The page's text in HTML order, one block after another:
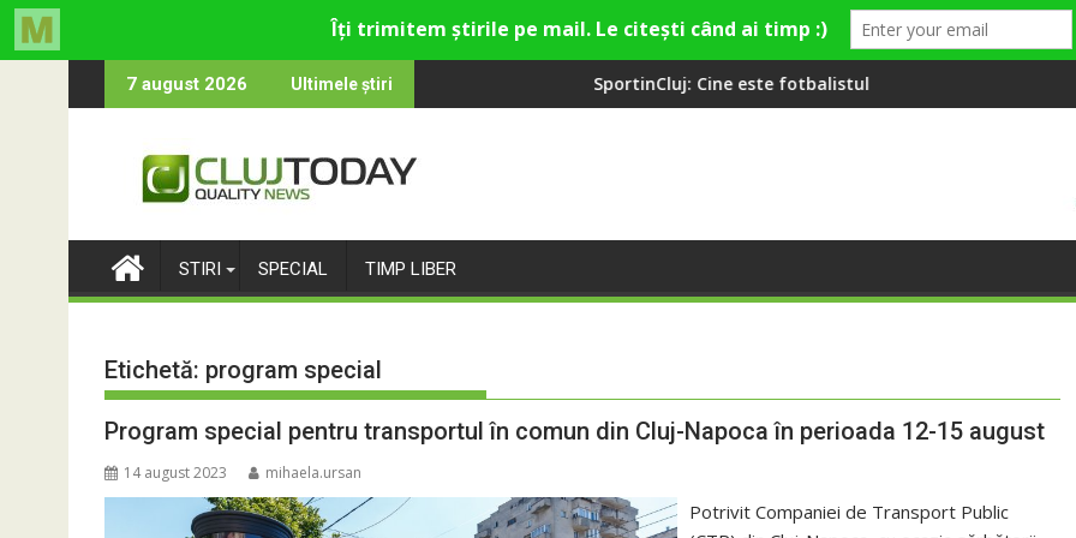
to
7 august 2026 Ultimele știri
cultural și de divertisment din Cluj-Napoca
devine o întrebare SportinCluj: Cine este fotbalistul cu două diplome care a învățat româna la 2
Compania de Apă
STIRI SPECIAL TIMP LIBER
Etichetă: program special
Program special pentru transportul în comun din Cluj-Napoca în perioada 12-15 august
14 august 2023 mihaela.ursan
Potrivit Companiei de Transport Public